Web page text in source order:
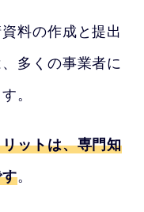
料の作成と提出
多くの事業者に
。
ットは、専門知
。